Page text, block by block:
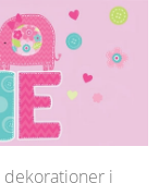
dekorationer i